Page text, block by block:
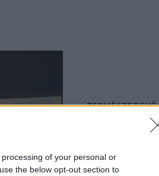
of your personal or
the below opt-out section to
13. KERÜLET,
WEBÁRUHÁZ,
Mi